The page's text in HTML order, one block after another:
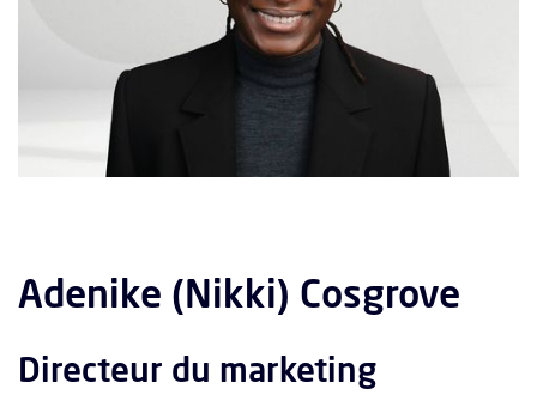
Adenike (Nikki) Cosgrove
Directeur du marketing